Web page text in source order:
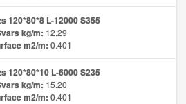
120*80*8 L-12000 S355
kg/m: 12.29
m2/m: 0.401
120*80*10 L-6000 S235
kg/m: 15.20
m2/m: 0.401